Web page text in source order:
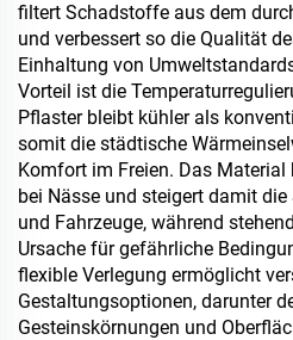
filtert Schadstoffe aus dem
und verbessert so die Qualität
Einhaltung von
Vorteil ist die
Pflaster bleibt kühler als
somit die städtische
Komfort im Freien. Das Material
bei Nässe und steigert damit
und Fahrzeuge, während
Ursache für gefährliche
flexible Verlegung ermöglicht
Gestaltungsoptionen, darunter
Gesteinskörnungen und